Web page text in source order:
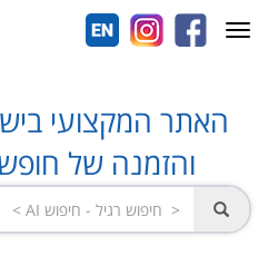
האתר המקצועי
והזמנה של
Toggle
navigation